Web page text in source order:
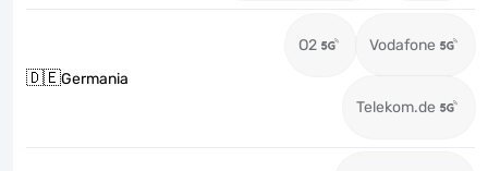
🇩🇪Germania
O2 Vodafone
Telekom.de